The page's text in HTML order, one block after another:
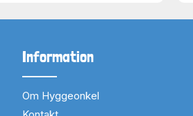
Information
Om Hyggeonkel